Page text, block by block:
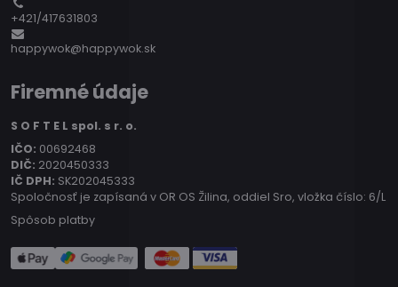
+421/417631803
happywok@happywok.sk
Firemné údaje
S O F T E L spol. s r. o.
IČO: 00692468
DIČ: 2020450333
IČ DPH: SK202045333
Spoločnosť je zapísaná v OR OS Žilina, oddiel Sro, vložka číslo: 6/L
Spôsob platby